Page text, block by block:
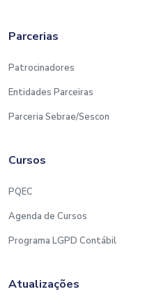
Parcerias
Patrocinadores
Entidades Parceiras
Parceria Sebrae/Sescon
Cursos
PQEC
Agenda de Cursos
Programa LGPD Contábil
Atualizações